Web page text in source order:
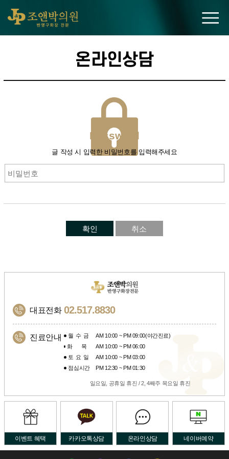
온라인상담
PAssword
글 작성 시 입력한 비밀번호를 입력해주세요
확인 취소
대표전화 02.517.8830
진료안내 월수금
AM 10:00 ~ PM 09:00(야간진료)
화목 AM 10:00 ~ PM 06:00
토요일
AM 10:00 ~ PM 03:00
점심시간
PM 12:30 ~ PM 01:30
일요일, 공휴일 휴진 / 2, 4째주 목요일 휴진
이벤트 혜택 카카오톡상담 온라인상담 네이버예약